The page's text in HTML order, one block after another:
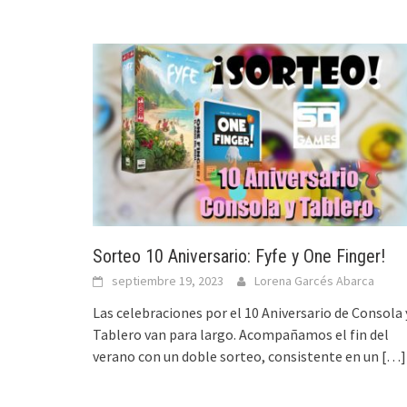
Sorteo 10 Aniversario: Fyfe y One Finger!
septiembre 19, 2023 Lorena Garcés Abarca
Las celebraciones por el 10 Aniversario de Consola
Tablero van para largo. Acompañamos el fin del
verano con un doble sorteo, consistente en un […]